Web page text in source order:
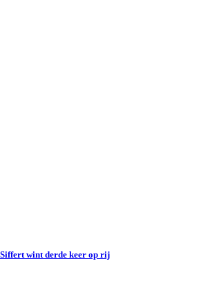
wint derde keer op rij